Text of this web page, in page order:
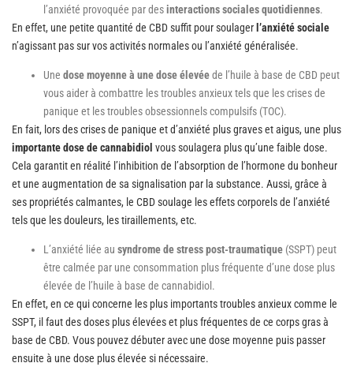
l’anxiété provoquée par desinteractions sociales quotidiennes.
En effet, une petite quantité de CBD suffit pour soulagerl’anxiété sociale
n’agissant pas sur vos activités normales ou l’anxiété généralisée.
Une dose moyenne à une dose élevéede l’huile à base de CBD peut
vous aider à combattre les troubles anxieux tels que les crises de
panique et les troubles obsessionnels compulsifs (TOC).
En fait, lors des crises de panique et d’anxiété plus graves et aigus, une plus
importante dose de cannabidiol vous soulagera plus qu’une faible dose.
Cela garantit en réalité l’inhibition de l’absorption de l’hormone du bonheur
et une augmentation de sa signalisation par la substance. Aussi, grâce à
ses propriétés calmantes, le CBD soulage les effets corporels de l’anxiété
tels que les douleurs, les tiraillements, etc.
L’anxiété liée au syndrome de stress post-traumatique (SSPT) peut
être calmée par une consommation plus fréquente d’une dose plus
élevée de l’huile à base de cannabidiol.
En effet, en ce qui concerne les plus importants troubles anxieux comme le
SSPT, il faut des doses plus élevées et plus fréquentes de ce corps gras à
base de CBD. Vous pouvez débuter avec une dose moyenne puis passer
ensuite à une dose plus élevée si nécessaire.